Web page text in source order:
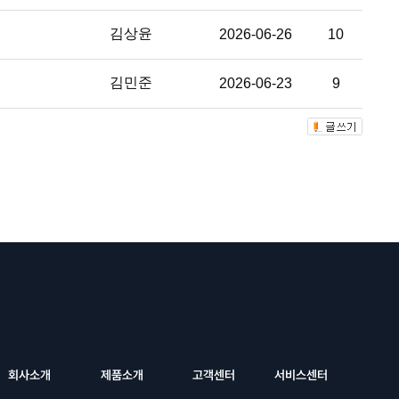
김상윤 2026-06-26 10
김민준 2026-06-23 9
회사소개 제품소개 고객센터 서비스센터